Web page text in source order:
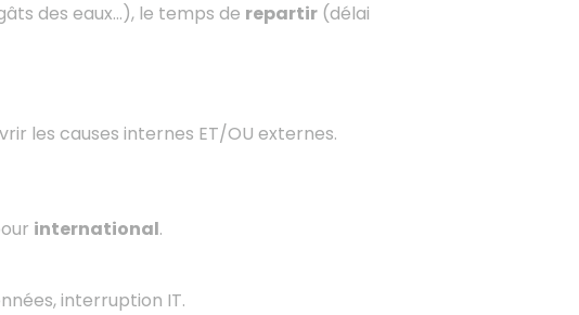
des eaux…), le temps de repartir (délai
les causes internes ET/OU externes.
international.
interruption IT.